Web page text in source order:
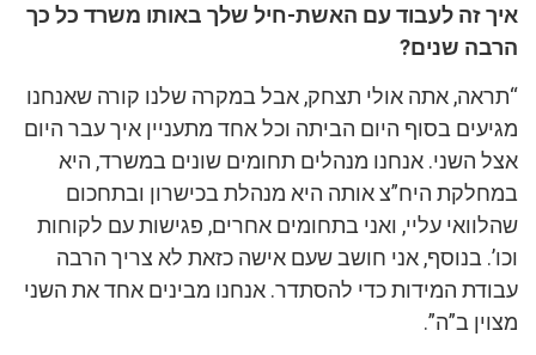
איך זה לעבוד עם האשת-חיל שלך באותו משרד כל כך
הרבה שנים?
“תראה, אתה אולי תצחק, אבל במקרה שלנו קורה שאנחנו
מגיעים בסוף היום הביתה וכל אחד מתעניין איך עבר היום
אצל השני. אנחנו מנהלים תחומים שונים במשרד, היא
במחלקת היח”צ אותה היא מנהלת בכישרון ובתחכום
שהלוואי עליי, ואני בתחומים אחרים, פגישות עם לקוחות
וכו’. בנוסף, אני חושב שעם אישה כזאת לא צריך הרבה
עבודת המידות כדי להסתדר. אנחנו מבינים אחד את השני
מצוין ב”ה”.